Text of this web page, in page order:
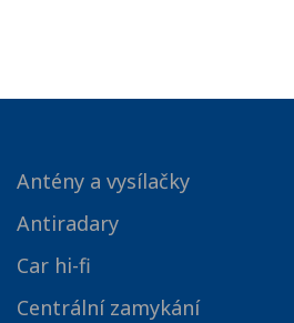
Antény a vysílačky
Antiradary
Car hi-fi
Centrální zamykání